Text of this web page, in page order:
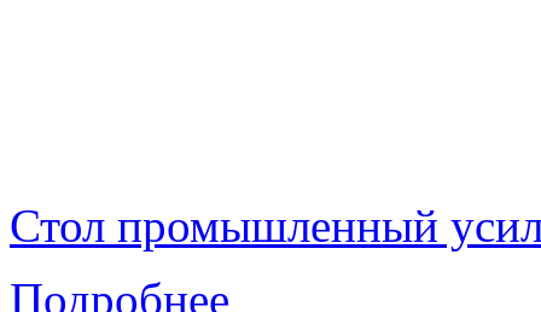
Стол промышленный
Подробнее